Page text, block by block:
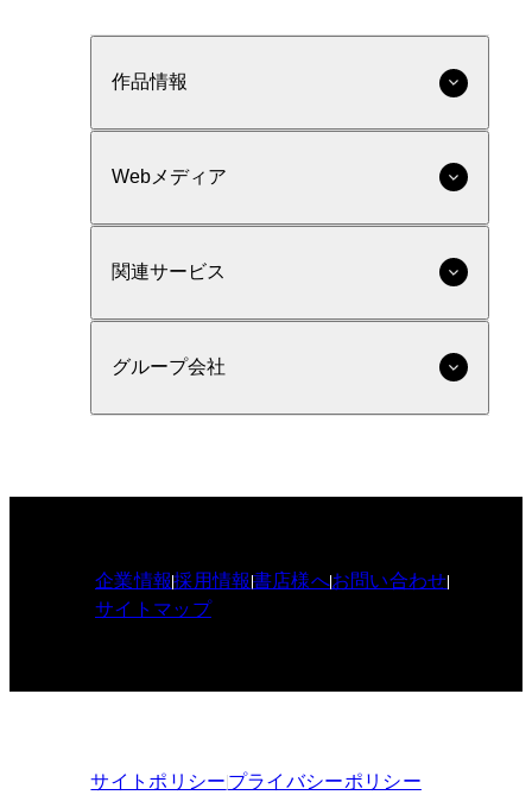
作品情報
Webメディア
関連サービス
グループ会社
企業情報採用情報書店様へお問い合わせ
サイトマップ
サイトポリシープライバシーポリシー